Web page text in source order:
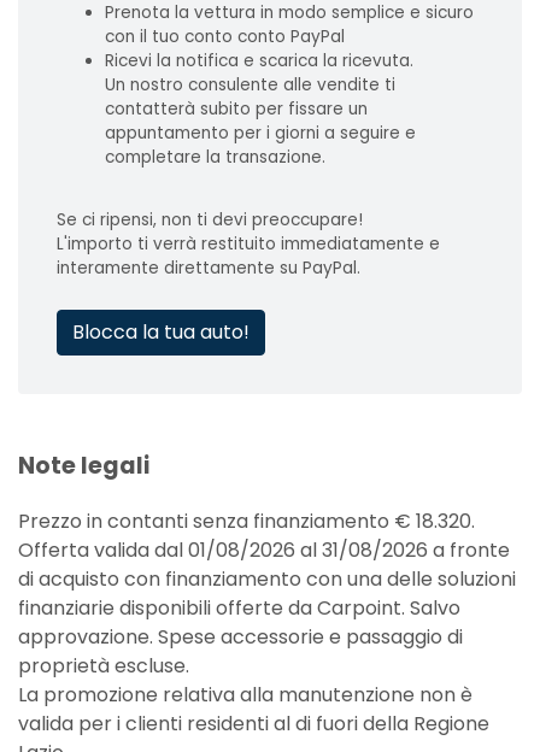
Prenota la vettura in modo semplice e sicuro
con il tuo conto conto PayPal
Ricevi la notifica e scarica la ricevuta.
Un nostro consulente alle vendite ti
contatterà subito per fissare un
appuntamento per i giorni a seguire e
completare la transazione.
Se ci ripensi, non ti devi preoccupare!
L'importo ti verrà restituito immediatamente e
interamente direttamente su PayPal.
Blocca la tua auto!
Note legali
Prezzo in contanti senza finanziamento € 18.320.
Offerta valida dal 01/08/2026 al 31/08/2026 a fronte
di acquisto con finanziamento con una delle soluzioni
finanziarie disponibili offerte da Carpoint. Salvo
approvazione. Spese accessorie e passaggio di
proprietà escluse.
La promozione relativa alla manutenzione non è
valida per i clienti residenti al di fuori della Regione